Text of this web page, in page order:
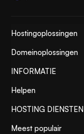
Hostingoplossingen
Domeinoplossingen
INFORMATIE
Helpen
HOSTING DIENSTEN
Meest populair